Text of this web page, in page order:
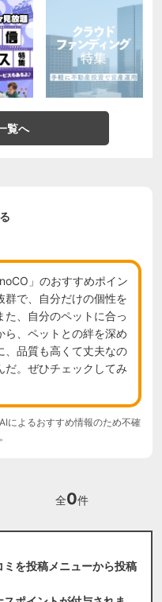
覧へ
」のおすすめポイン
群で、自分だけの個性を
、自分のペットに合っ
ら、ペットとの絆を深め
、品質も高くて丈夫なの
だ。ぜひチェックしてみ
によるおすすめ情報のため不確
全0件
を投稿メニューから投稿